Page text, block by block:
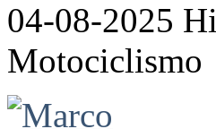
04-08-2025
Motociclismo